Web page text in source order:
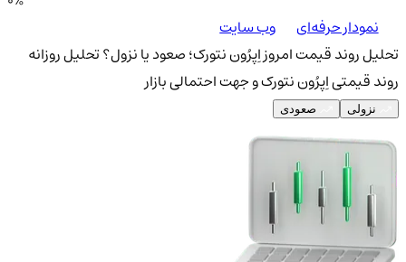
نمودار حرفه‌ای
وب سایت
تحلیل روند قیمت امروز اِپرُون نتورک؛ صعود یا نزول؟تحلیل روزانه
روند قیمتی اِپرُون نتورک و جهت احتمالی بازار
نزولی صعودی